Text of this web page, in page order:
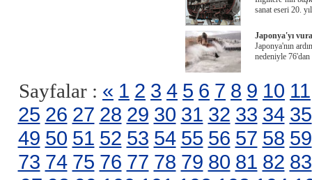
sanat eseri 20.
Japonya'yı
Japonya'nın
nedeniyle
Sayfalar : « 1 2 3 4 5 6 7 8 9 10 11
25 26 27 28 29 30 31 32 33 34 35
49 50 51 52 53 54 55 56 57 58 59
73 74 75 76 77 78 79 80 81 82 83